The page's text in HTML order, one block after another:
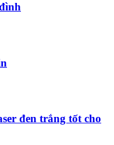
đen trắng tốt cho